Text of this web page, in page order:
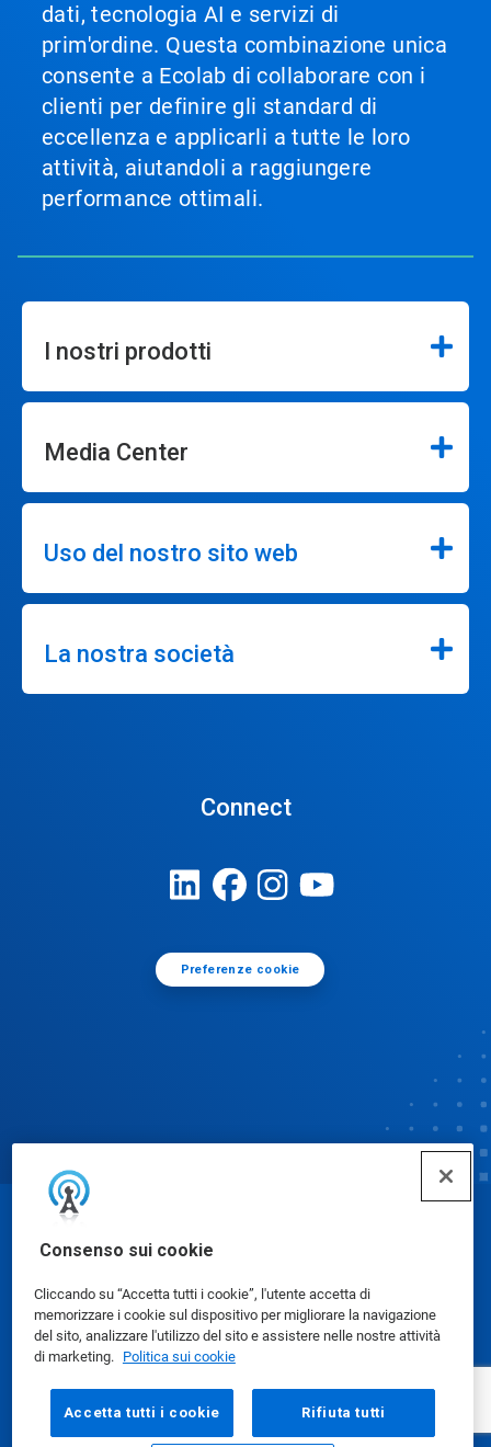
Consenso sui cookie
Cliccando su “Accetta tutti i cookie”, l'utente accetta di
memorizzare i cookie sul dispositivo per migliorare la navigazione
del sito, analizzare l'utilizzo del sito e assistere nelle nostre attività
di marketing. Politica sui cookie
Accetta tutti i cookie Rifiuta tutti
dati, tecnologia AI e servizi di
prim'ordine. Questa combinazione unica
consente a Ecolab di collaborare con i
clienti per definire gli standard di
eccellenza e applicarli a tutte le loro
attività, aiutandoli a raggiungere
performance ottimali.
I nostri prodotti
Media Center
Uso del nostro sito web
La nostra società
Connect
Preferenze cookie
Schede dati di sicurezza|Informativa sulla privacy
Condizioni d'uso